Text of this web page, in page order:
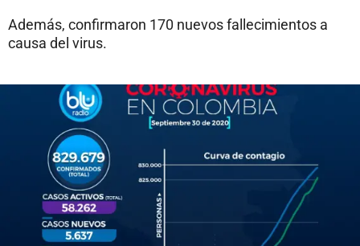
Además, confirmaron 170 nuevos fallecimientos a
causa del virus.